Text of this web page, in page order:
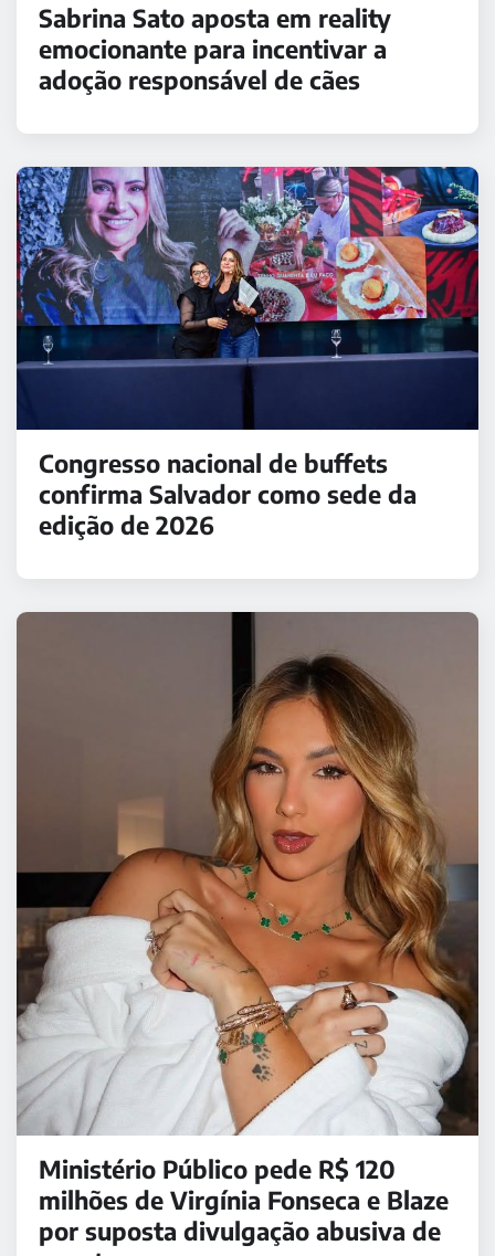
Sabrina Sato aposta em reality
emocionante para incentivar a
adoção responsável de cães
Congresso nacional de buffets
confirma Salvador como sede da
edição de 2026
Ministério Público pede R$ 120
milhões de Virgínia Fonseca e Blaze
por suposta divulgação abusiva de